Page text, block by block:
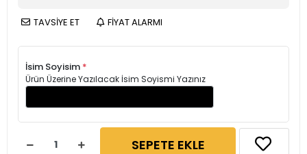
TAVSİYE ET FİYAT ALARMI
İsim Soyisim *
Ürün Üzerine Yazılacak İsim Soyismi Yazınız
SEPETE EKLE